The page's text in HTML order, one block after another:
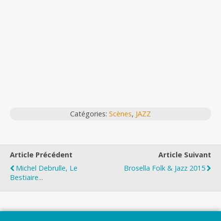
Catégories: Scènes, JAZZ
Article Précédent
Michel Debrulle, Le
Bestiaire...
Article Suivant
Brosella Folk & Jazz 2015